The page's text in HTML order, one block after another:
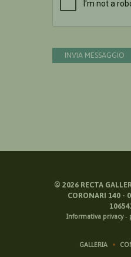
INVIA MESSAGGIO
© 2026RECTA
CORONARI 140 -
Informativa privacy-
GALLERIA